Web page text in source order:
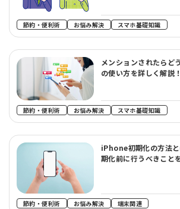
節約・便利術 お悩み解決 スマホ基礎知識
メンションされたらど
の使い方を詳しく解説！
節約・便利術 お悩み解決 スマホ基礎知識
iPhone初期化の方法
期化前に行うべきこと
節約・便利術 お悩み解決 端末関連